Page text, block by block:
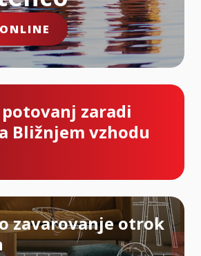
zaradi
Bližnjem vzhodu
zavarovanje otrok